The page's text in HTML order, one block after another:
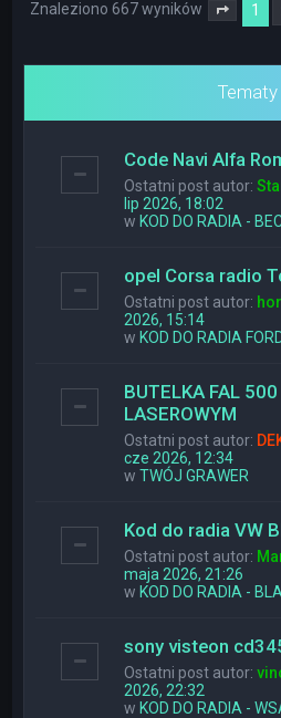
Znaleziono 667 wyników Strona
1
Tematy
Code Navi Alfa
Ostatni post autor:
lip 2026, 18:02
w KOD DO RADIA -
opel Corsa radio
Ostatni post autor:
2026, 15:14
w KOD DO RADIA
BUTELKA FAL
LASEROWYM
Ostatni post autor:
cze 2026, 12:34
wTWÓJ GRAWER
Kod do radia VW
Ostatni post autor:
maja 2026, 21:26
w KOD DO RADIA -
sony visteon
Ostatni post autor:
2026, 22:32
w KOD DO RADIA -